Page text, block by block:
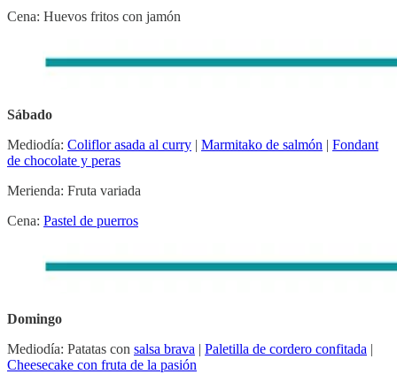
Cena: Huevos fritos con jamón
Sábado
Mediodía: Coliflor asada al curry | Marmitako de salmón | Fondant
de chocolate y peras
Merienda: Fruta variada
Cena: Pastel de puerros
Domingo
Mediodía: Patatas con salsa brava | Paletilla de cordero confitada |
Cheesecake con fruta de la pasión